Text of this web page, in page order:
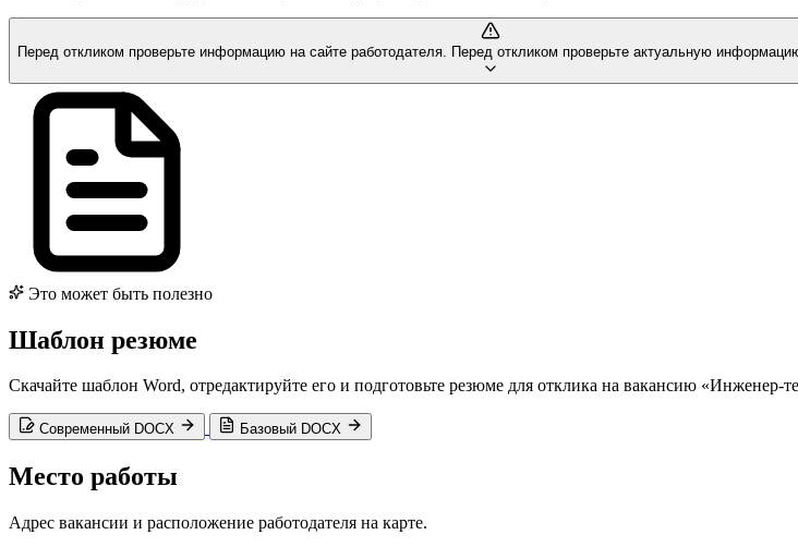
Перед откликом проверьте информацию на сайте работодателя. Перед откликом проверьте актуальную
Это может быть полезно
Шаблон резюме
Скачайте шаблон Word, отредактируйте его и подготовьте резюме для отклика на вакансию «Инженер-
Современный DOCX Базовый DOCX
Место работы
Адрес вакансии и расположение работодателя на карте.